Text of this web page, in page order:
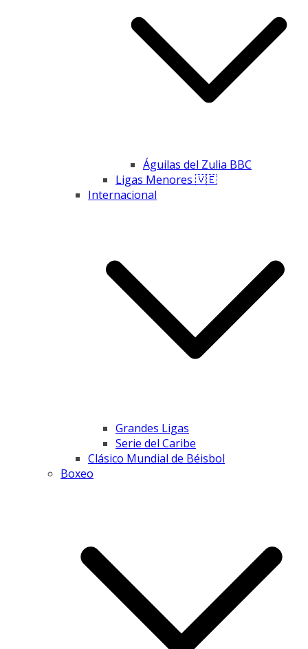
Águilas del Zulia BBC
Ligas Menores 🇻🇪
Internacional
Grandes Ligas
Serie del Caribe
Clásico Mundial de Béisbol
Boxeo